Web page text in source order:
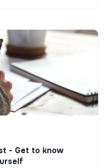
- Get to know